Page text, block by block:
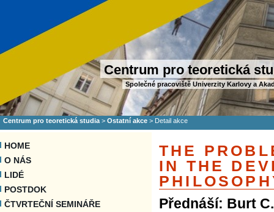
Centrum pro teoretická
Společné pracoviště Univerzity Karlovy a
Centrum pro teoretická studia > Ostatní akce > Detail akce
HOME
O NÁS
LIDÉ
POSTDOK
ČTVRTEČNÍ SEMINÁŘE
THE
IN THE
Přednáší: Burt